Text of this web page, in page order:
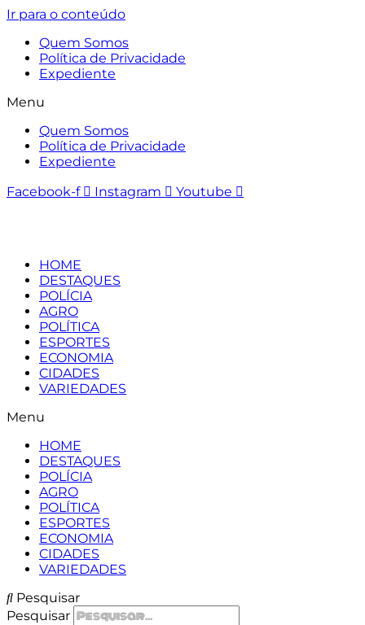
Ir para o conteúdo
Quem Somos
Política de Privacidade
Expediente
Menu
Quem Somos
Política de Privacidade
Expediente
Facebook-f
Instagram Youtube
HOME
DESTAQUES
POLÍCIA
AGRO
POLÍTICA
ESPORTES
ECONOMIA
CIDADES
VARIEDADES
Menu
HOME
DESTAQUES
POLÍCIA
AGRO
POLÍTICA
ESPORTES
ECONOMIA
CIDADES
VARIEDADES
Pesquisar
Pesquisar